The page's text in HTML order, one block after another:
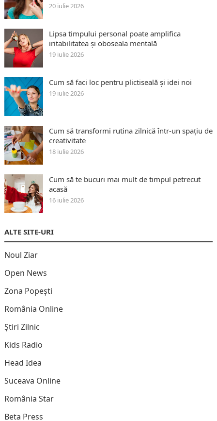
20 iulie 2026
Lipsa timpului personal poate amplifica
iritabilitatea și oboseala mentală
19 iulie 2026
Cum să faci loc pentru plictiseală și idei noi
19 iulie 2026
Cum să transformi rutina zilnică într-un spațiu de
creativitate
18 iulie 2026
Cum să te bucuri mai mult de timpul petrecut
acasă
16 iulie 2026
ALTE SITE-URI
Noul Ziar
Open News
Zona Popești
România Online
Știri Zilnic
Kids Radio
Head Idea
Suceava Online
România Star
Beta Press